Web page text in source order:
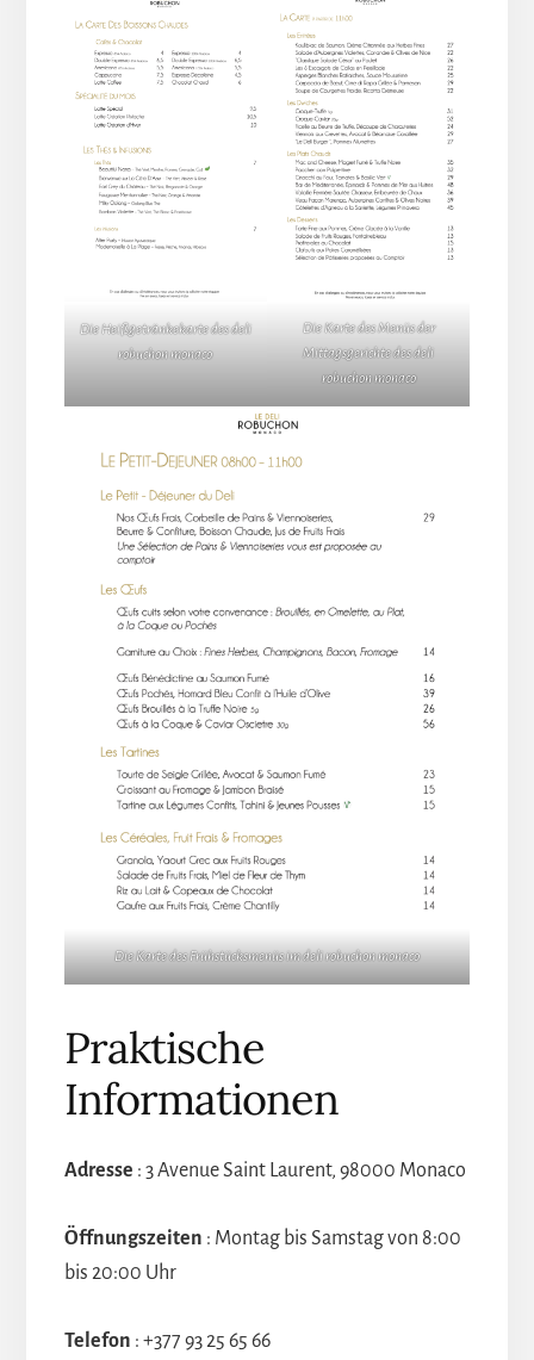
Die Heißgetränkekarte des deli
robuchon monaco
Die Karte des Menüs der
Mittagsgerichte des deli
robuchon monaco
Die Karte des Frühstücksmenüs im deli robuchon monaco
Praktische
Informationen
Adresse : 3 Avenue Saint Laurent, 98000 Monaco
Öffnungszeiten : Montag bis Samstag von 8:00
bis 20:00 Uhr
Telefon : +377 93 25 65 66